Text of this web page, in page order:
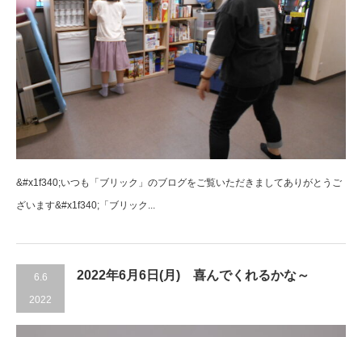
&#x1f340;いつも「ブリック」のブログをご覧いただきましてありがとうご
ざいます&#x1f340;「ブリック...
6.6
2022
2022年6月6日(月) 喜んでくれるかな～